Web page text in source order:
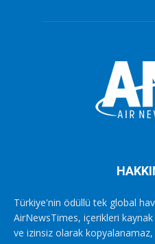
Türkiye'nin ödüllü tek global
AirNewsTimes, içerikleri kaynak
ve izinsiz olarak